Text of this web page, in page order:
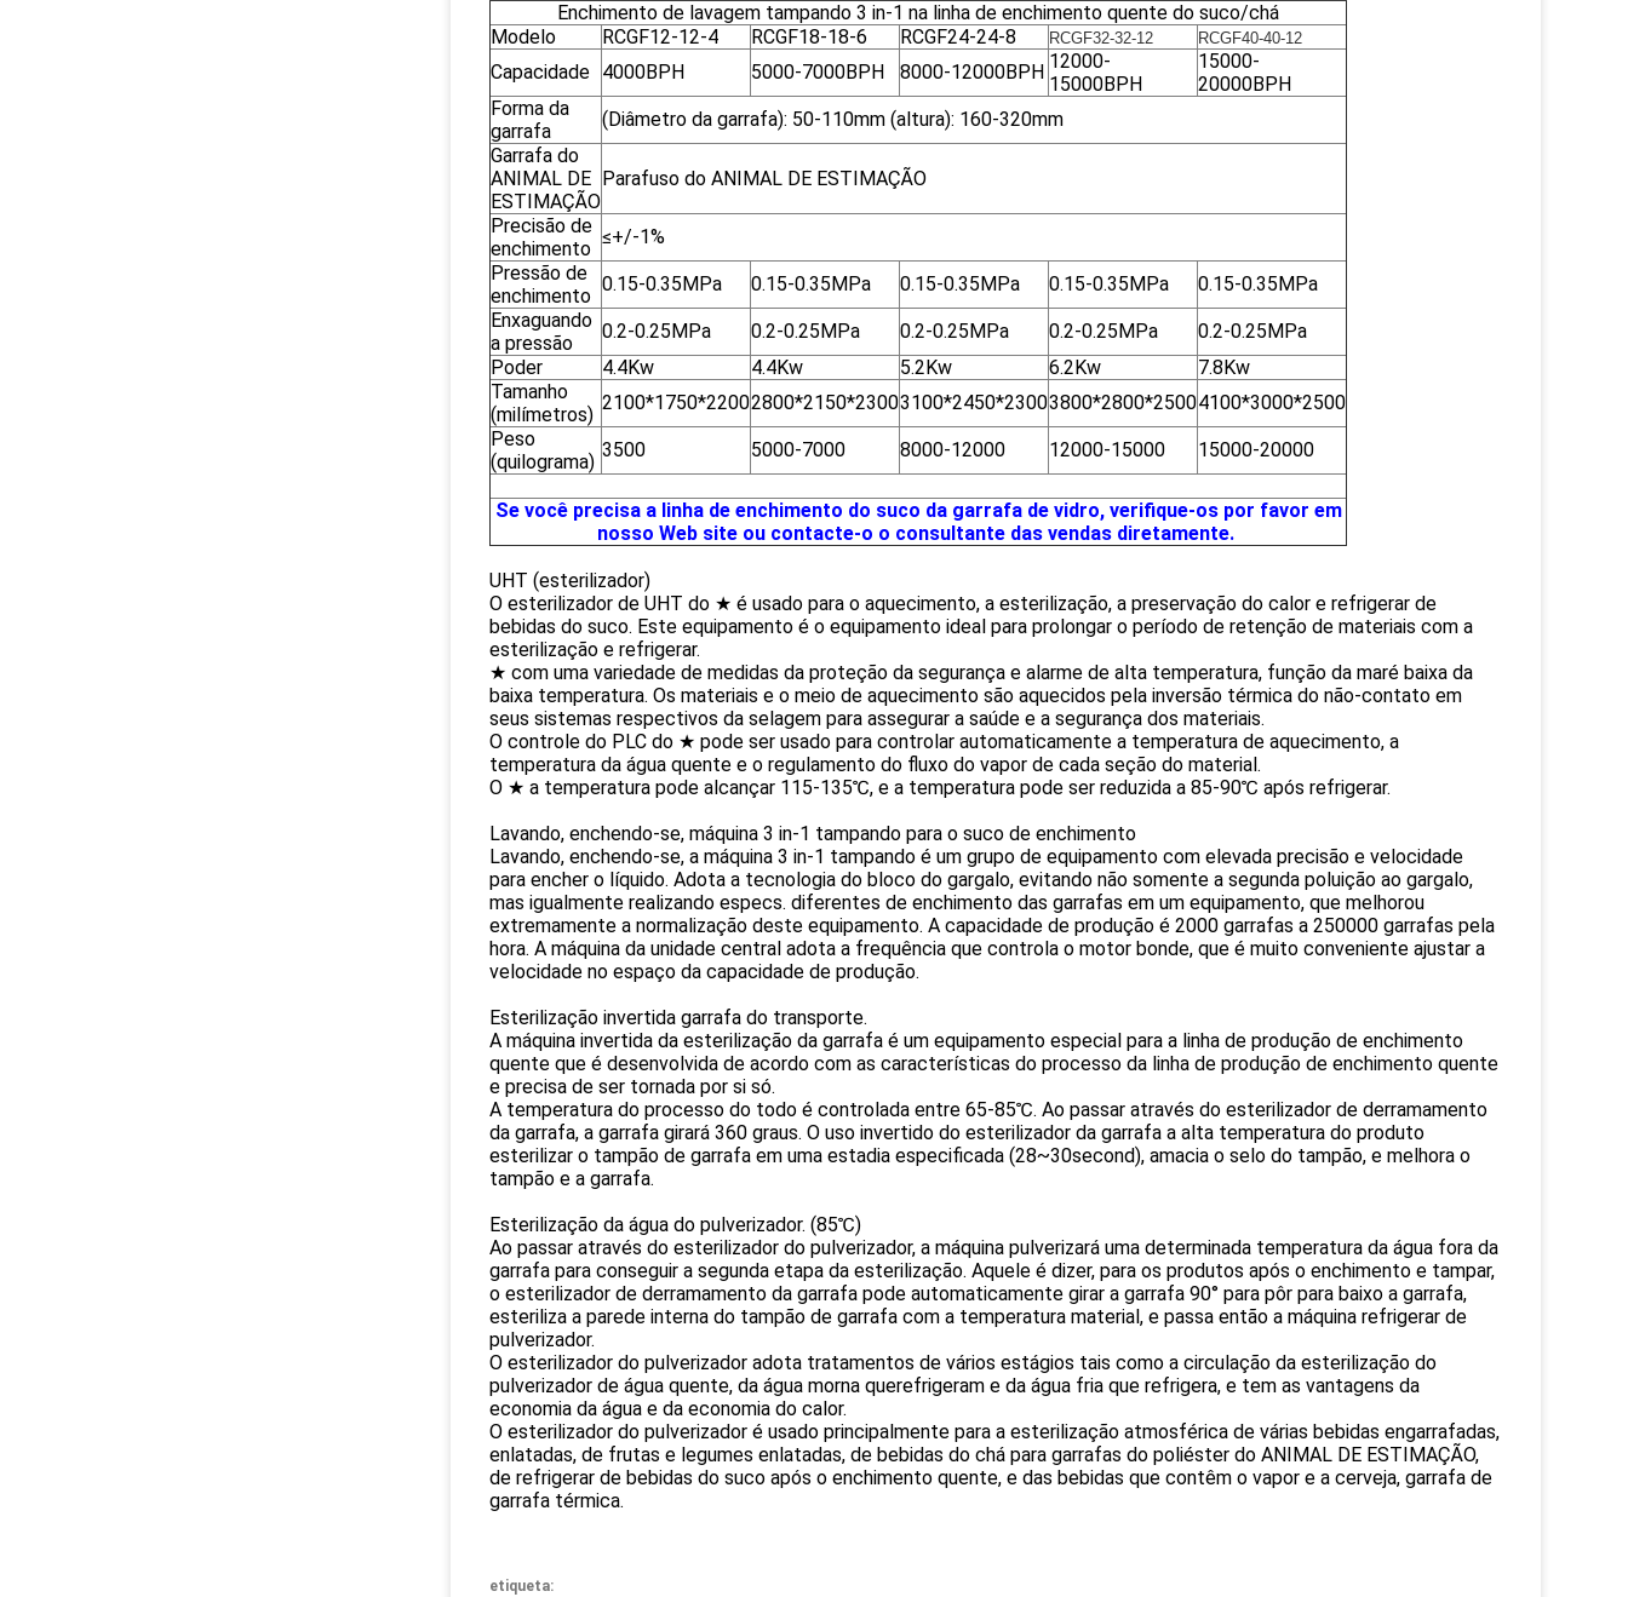
Enchimento de lavagem tampando 3 in-1 na linha de enchimento quente do suco/chá
Modelo
RCGF12-12-4 RCGF18-18-6 RCGF24-24-8 RCGF32-32-12 RCGF40-40-12
Capacidade 4000BPH 5000-7000BPH 8000-12000BPH 12000-
15000BPH
15000-
20000BPH
Forma da
garrafa
(Diâmetro da garrafa): 50-110mm (altura): 160-320mm
Garrafa do
ANIMAL DE
ESTIMAÇÃO
Parafuso do ANIMAL DE ESTIMAÇÃO
Precisão de
enchimento
≤+/-1%
Pressão de
enchimento
0.15-0.35MPa 0.15-0.35MPa 0.15-0.35MPa 0.15-0.35MPa
0.15-0.35MPa
Enxaguando
a pressão
0.2-0.25MPa 0.2-0.25MPa 0.2-0.25MPa 0.2-0.25MPa
0.2-0.25MPa
Poder
4.4Kw 4.4Kw 5.2Kw 6.2Kw
7.8Kw
Tamanho
(milímetros)
2100*1750*22002800*2150*23003100*2450*23003800*2800*25004100*3000*2500
Peso
(quilograma)
3500 5000-7000 8000-12000 12000-15000 15000-20000
Se você precisa a linha de enchimento do suco da garrafa de vidro, verifique-os por favor em
nosso Web site ou contacte-o o consultante das vendas diretamente.
UHT (esterilizador)
O esterilizador de UHT do ★ é usado para o aquecimento, a esterilização, a preservação do calor e refrigerar de
bebidas do suco. Este equipamento é o equipamento ideal para prolongar o período de retenção de materiais com a
esterilização e refrigerar.
★ com uma variedade de medidas da proteção da segurança e alarme de alta temperatura, função da maré baixa da
baixa temperatura. Os materiais e o meio de aquecimento são aquecidos pela inversão térmica do não-contato em
seus sistemas respectivos da selagem para assegurar a saúde e a segurança dos materiais.
O controle do PLC do ★ pode ser usado para controlar automaticamente a temperatura de aquecimento, a
temperatura da água quente e o regulamento do fluxo do vapor de cada seção do material.
O ★ a temperatura pode alcançar 115-135℃, e a temperatura pode ser reduzida a 85-90℃ após refrigerar.
Lavando, enchendo-se, máquina 3 in-1 tampando para o suco de enchimento
Lavando, enchendo-se, a máquina 3 in-1 tampando é um grupo de equipamento com elevada precisão e velocidade
para encher o líquido. Adota a tecnologia do bloco do gargalo, evitando não somente a segunda poluição ao gargalo,
mas igualmente realizando especs. diferentes de enchimento das garrafas em um equipamento, que melhorou
extremamente a normalização deste equipamento. A capacidade de produção é 2000 garrafas a 250000 garrafas pela
hora. A máquina da unidade central adota a frequência que controla o motor bonde, que é muito conveniente ajustar a
velocidade no espaço da capacidade de produção.
Esterilização invertida garrafa do transporte.
A máquina invertida da esterilização da garrafa é um equipamento especial para a linha de produção de enchimento
quente que é desenvolvida de acordo com as características do processo da linha de produção de enchimento quente
e precisa de ser tornada por si só.
A temperatura do processo do todo é controlada entre 65-85℃. Ao passar através do esterilizador de derramamento
da garrafa, a garrafa girará 360 graus. O uso invertido do esterilizador da garrafa a alta temperatura do produto
esterilizar o tampão de garrafa em uma estadia especificada (28~30second), amacia o selo do tampão, e melhora o
tampão e a garrafa.
Esterilização da água do pulverizador. (85℃)
Ao passar através do esterilizador do pulverizador, a máquina pulverizará uma determinada temperatura da água fora da
garrafa para conseguir a segunda etapa da esterilização. Aquele é dizer, para os produtos após o enchimento e tampar,
o esterilizador de derramamento da garrafa pode automaticamente girar a garrafa 90° para pôr para baixo a garrafa,
esteriliza a parede interna do tampão de garrafa com a temperatura material, e passa então a máquina refrigerar de
pulverizador.
O esterilizador do pulverizador adota tratamentos de vários estágios tais como a circulação da esterilização do
pulverizador de água quente, da água morna querefrigeram e da água fria que refrigera, e tem as vantagens da
economia da água e da economia do calor.
O esterilizador do pulverizador é usado principalmente para a esterilização atmosférica de várias bebidas engarrafadas,
enlatadas, de frutas e legumes enlatadas, de bebidas do chá para garrafas do poliéster do ANIMAL DE ESTIMAÇÃO,
de refrigerar de bebidas do suco após o enchimento quente, e das bebidas que contêm o vapor e a cerveja, garrafa de
garrafa térmica.
etiqueta: